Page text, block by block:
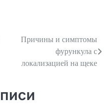
Причины и симптомы
фурункула с
локализацией на щеке